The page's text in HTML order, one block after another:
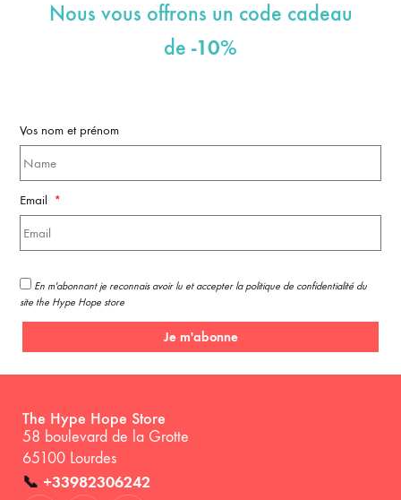
Nous vous offrons un code cadeau
de -10%
Vos nom et prénom
Email
En m'abonnant je reconnais avoir lu et accepter la politique de confidentialité du
site the Hype Hope store
Je m'abonne
The Hype Hope Store
58 boulevard de la Grotte
65100 Lourdes
📞 +33982306242